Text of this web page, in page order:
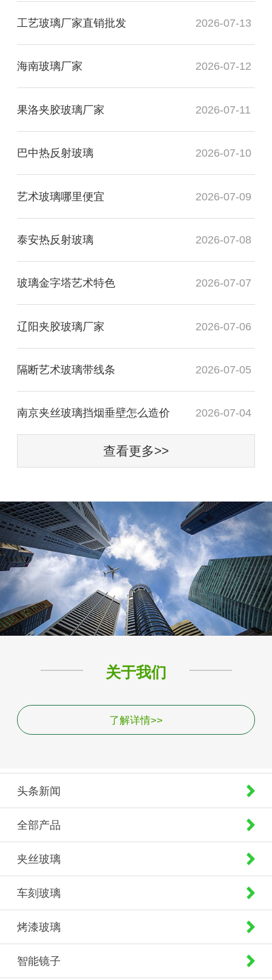
工艺玻璃厂家直销批发 2026-07-13
海南玻璃厂家 2026-07-12
果洛夹胶玻璃厂家 2026-07-11
巴中热反射玻璃 2026-07-10
艺术玻璃哪里便宜 2026-07-09
泰安热反射玻璃 2026-07-08
玻璃金字塔艺术特色 2026-07-07
辽阳夹胶玻璃厂家 2026-07-06
隔断艺术玻璃带线条 2026-07-05
南京夹丝玻璃挡烟垂壁怎么造价 2026-07-04
查看更多>>
关于我们
了解详情>>
头条新闻
全部产品
夹丝玻璃
车刻玻璃
烤漆玻璃
智能镜子